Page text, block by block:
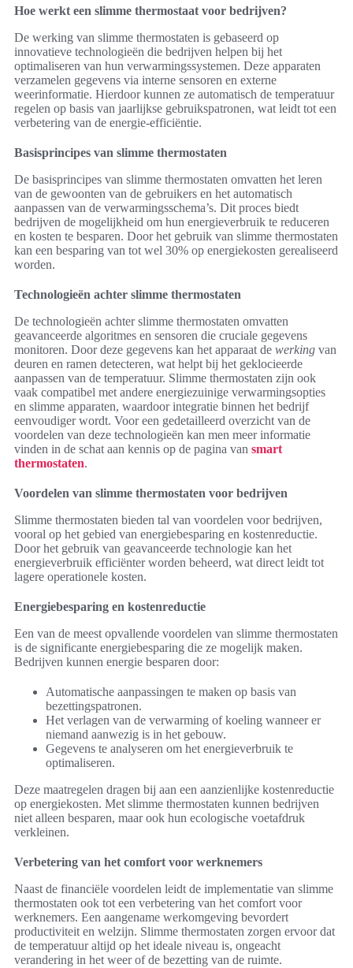
Hoe werkt een slimme thermostaat voor bedrijven?
De werking van slimme thermostaten is gebaseerd op
innovatieve technologieën die bedrijven helpen bij het
optimaliseren van hun verwarmingssystemen. Deze apparaten
verzamelen gegevens via interne sensoren en externe
weerinformatie. Hierdoor kunnen ze automatisch de temperatuur
regelen op basis van jaarlijkse gebruikspatronen, wat leidt tot een
verbetering van de energie-efficiëntie.
Basisprincipes van slimme thermostaten
De basisprincipes van slimme thermostaten omvatten het leren
van de gewoonten van de gebruikers en het automatisch
aanpassen van de verwarmingsschema’s. Dit proces biedt
bedrijven de mogelijkheid om hun energieverbruik te reduceren
en kosten te besparen. Door het gebruik van slimme thermostaten
kan een besparing van tot wel 30% op energiekosten gerealiseerd
worden.
Technologieën achter slimme thermostaten
De technologieën achter slimme thermostaten omvatten
geavanceerde algoritmes en sensoren die cruciale gegevens
monitoren. Door deze gegevens kan het apparaat de werking van
deuren en ramen detecteren, wat helpt bij het geklocieerde
aanpassen van de temperatuur. Slimme thermostaten zijn ook
vaak compatibel met andere energiezuinige verwarmingsopties
en slimme apparaten, waardoor integratie binnen het bedrijf
eenvoudiger wordt. Voor een gedetailleerd overzicht van de
voordelen van deze technologieën kan men meer informatie
vinden in de schat aan kennis op de pagina van smart
thermostaten.
Voordelen van slimme thermostaten voor bedrijven
Slimme thermostaten bieden tal van voordelen voor bedrijven,
vooral op het gebied van energiebesparing en kostenreductie.
Door het gebruik van geavanceerde technologie kan het
energieverbruik efficiënter worden beheerd, wat direct leidt tot
lagere operationele kosten.
Energiebesparing en kostenreductie
Een van de meest opvallende voordelen van slimme thermostaten
is de significante energiebesparing die ze mogelijk maken.
Bedrijven kunnen energie besparen door:
Automatische aanpassingen te maken op basis van
bezettingspatronen.
Het verlagen van de verwarming of koeling wanneer er
niemand aanwezig is in het gebouw.
Gegevens te analyseren om het energieverbruik te
optimaliseren.
Deze maatregelen dragen bij aan een aanzienlijke kostenreductie
op energiekosten. Met slimme thermostaten kunnen bedrijven
niet alleen besparen, maar ook hun ecologische voetafdruk
verkleinen.
Verbetering van het comfort voor werknemers
Naast de financiële voordelen leidt de implementatie van slimme
thermostaten ook tot een verbetering van het comfort voor
werknemers. Een aangename werkomgeving bevordert
productiviteit en welzijn. Slimme thermostaten zorgen ervoor dat
de temperatuur altijd op het ideale niveau is, ongeacht
verandering in het weer of de bezetting van de ruimte.